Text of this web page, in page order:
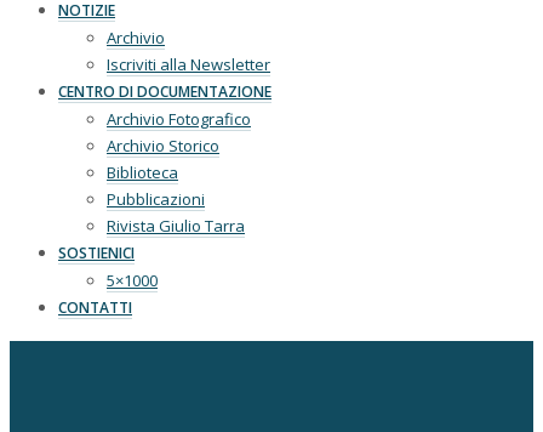
NOTIZIE
Archivio
Iscriviti alla Newsletter
CENTRO DI DOCUMENTAZIONE
Archivio Fotografico
Archivio Storico
Biblioteca
Pubblicazioni
Rivista Giulio Tarra
SOSTIENICI
5×1000
CONTATTI